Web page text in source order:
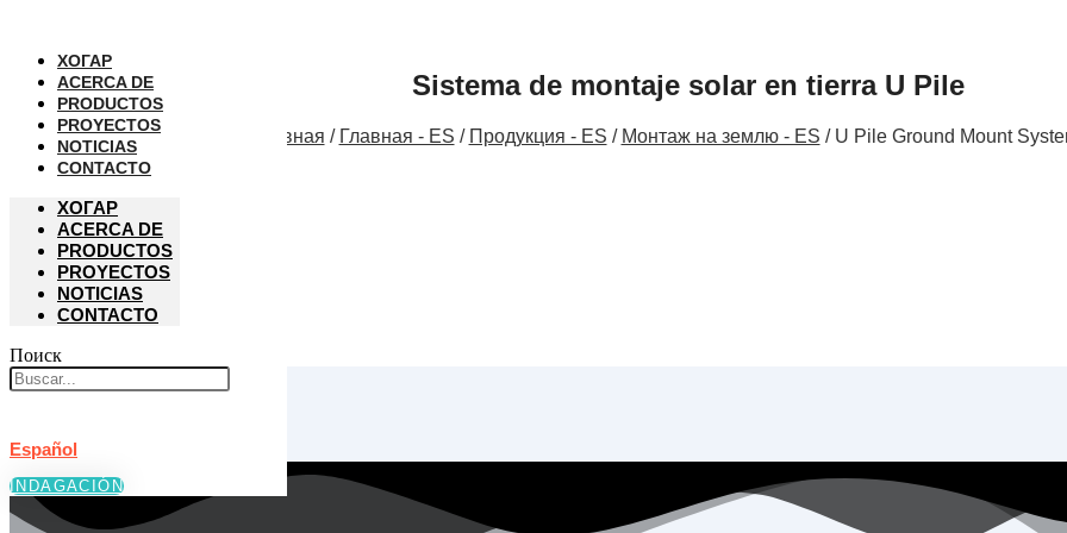
содержанию
ХОГАР
ACERCA DE
PRODUCTOS
PROYECTOS
NOTICIAS
CONTACTO
ХОГАР
ACERCA DE
PRODUCTOS
PROYECTOS
NOTICIAS
CONTACTO
Поиск
Español
INDAGACIÓN
Sistema de montaje solar en tierra U Pile
Главная / Главная - ES / Продукция - ES / Монтаж на землю - ES / U Pile Ground Mount